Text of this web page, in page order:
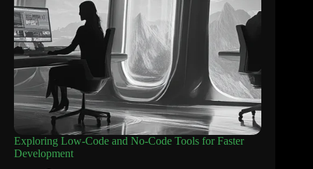
Exploring Low-Code and No-Code Tools for Faster
Development